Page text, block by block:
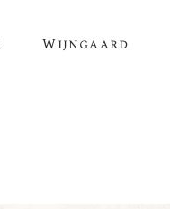
Wijngaard